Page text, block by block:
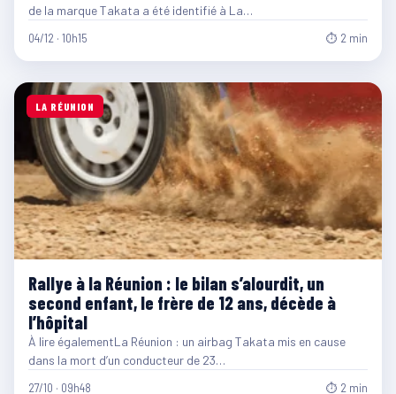
de la marque Takata a été identifié à La…
04/12 · 10h15 ⏱ 2 min
LA RÉUNION
Rallye à la Réunion : le bilan s’alourdit, un
second enfant, le frère de 12 ans, décède à
l’hôpital
À lire égalementLa Réunion : un airbag Takata mis en cause
dans la mort d’un conducteur de 23…
27/10 · 09h48 ⏱ 2 min